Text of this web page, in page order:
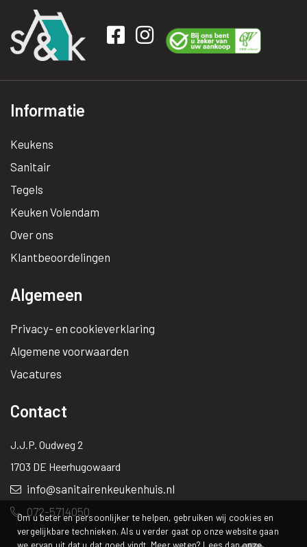
Informatie
Keukens
Sanitair
Tegels
Keuken Volendam
Over ons
Klantbeoordelingen
Algemeen
Privacy- en cookieverklaring
Algemene voorwaarden
Vacatures
Contact
J.J.P. Oudweg 2
1703 DE Heerhugowaard
info@sanitairenkeukenhuis.nl
072-5714050
Om u beter en persoonlijker te helpen, gebruiken wij cookies en
vergelijkbare technieken. Als u verder gaat op onze website gaan